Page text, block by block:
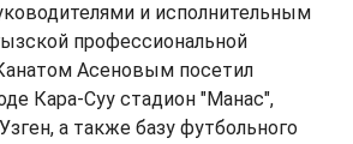
и исполнительным
профессиональной
Асеновым посетил
Кара-Суу стадион "Манас",
а также базу футбольного